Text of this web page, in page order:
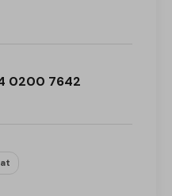
0200 7642